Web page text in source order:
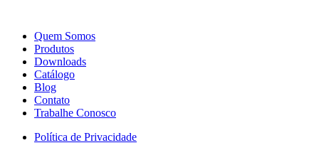
Quem Somos
Produtos
Downloads
Catálogo
Blog
Contato
Trabalhe Conosco
Política de Privacidade